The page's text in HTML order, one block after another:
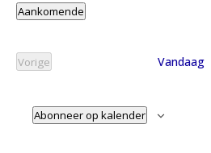
Aankomende
datum.
Vorige
Evenementen
Vandaag
Abonneer op kalender